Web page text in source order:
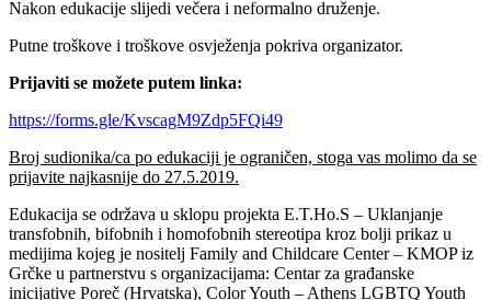
Nakon edukacije slijedi večera i neformalno druženje.
Putne troškove i troškove osvježenja pokriva organizator.
Prijaviti se možete putem linka:
https://forms.gle/KvscagM9Zdp5FQi49
Broj sudionika/ca po edukaciji je ograničen, stoga vas molimo da se
prijavite najkasnije do 27.5.2019.
Edukacija se održava u sklopu projekta E.T.Ho.S – Uklanjanje
transfobnih, bifobnih i homofobnih stereotipa kroz bolji prikaz u
medijima kojeg je nositelj Family and Childcare Center – KMOP iz
Grčke u partnerstvu s organizacijama: Centar za građanske
inicijative Poreč (Hrvatska), Color Youth – Athens LGBTQ Youth